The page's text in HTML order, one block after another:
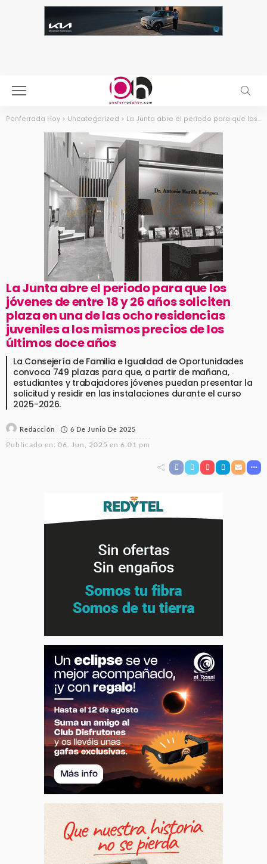
Ponferrada Hoy > Uncategorized > La Junta abre el periodo para que los jóvenes de entre 18 y 26 años soliciten plaza en una de las ocho residencias juveniles a los mismos precios de los últimos doce años
La Junta abre el periodo para que los
jóvenes de entre 18 y 26 años soliciten
plaza en una de las ocho residencias
juveniles a los mismos precios de los
últimos doce años
La Consejería de Familia e Igualdad de Oportunidades
convoca 749 plazas para que, a partir de mañana,
estudiantes y trabajadores jóvenes puedan presentar la
solicitud y residir en las instalaciones durante el curso
2025-2026.
Redacción 6 De Junio De 2025
Publicado en: 06. Jun, 2025 en 6:01 pm